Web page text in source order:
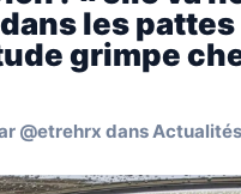
les pattes
grimpe
@etrehrx dansActualités